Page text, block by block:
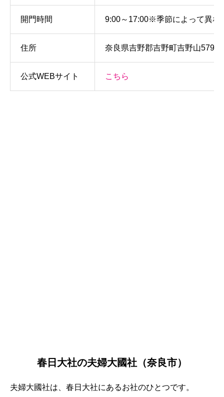
開門時間 9:00～17:00※季節によって異な
住所 奈良県吉野郡吉野町吉野山579
公式WEBサイト こちら
春日大社の夫婦大國社（奈良市）
夫婦大國社は、春日大社にあるお社のひとつです。